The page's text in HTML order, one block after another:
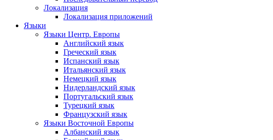
Локализация
Локализация приложений
Языки
Языки Центр. Европы
Английский язык
Греческий язык
Испанский язык
Итальянский язык
Немецкий язык
Нидерландский язык
Португальский язык
Турецкий язык
Французский язык
Языки Восточной Европы
Албанский язык